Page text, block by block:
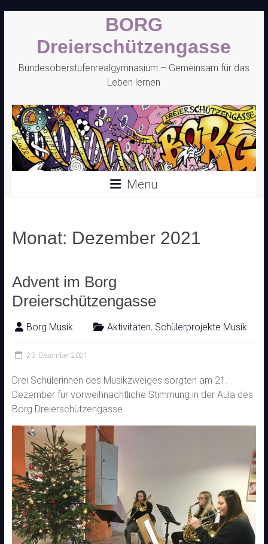
springen
BORG
Dreierschützengasse
Bundesoberstufenrealgymnasium – Gemeinsam für das
Leben lernen
Menü
Monat: Dezember 2021
Advent im Borg
Dreierschützengasse
Borg Musik Aktivitäten, Schülerprojekte Musik
23. Dezember 2021
Drei Schülerinnen des Musikzweiges sorgten am 21.
Dezember für vorweihnachtliche Stimmung in der Aula des
Borg Dreierschützengasse.